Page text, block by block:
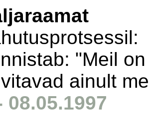
"Meil
ainult
08.05.1997